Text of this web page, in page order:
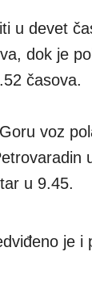
u devet
dok je
časova.
voz
u 9.45.
je i